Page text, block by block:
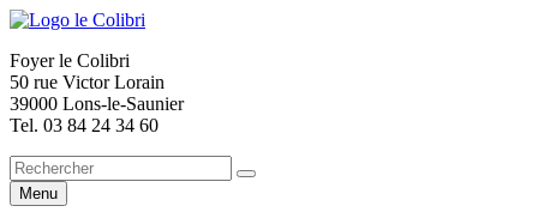
Foyer le Colibri
50 rue Victor Lorain
39000 Lons-le-Saunier
Tel. 03 84 24 34 60
Menu